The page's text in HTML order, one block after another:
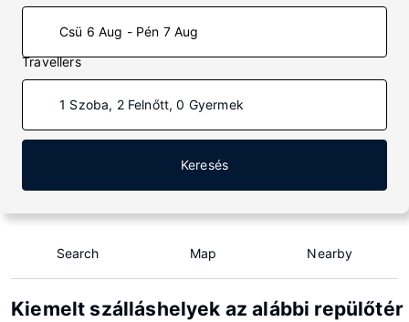
Csü 6 Aug - Pén 7 Aug
Travellers
1 Szoba, 2 Felnőtt, 0 Gyermek
Keresés
Search Map Nearby
Kiemelt szálláshelyek az alábbi